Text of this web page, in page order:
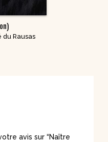
du Rausas
avis sur “Naître